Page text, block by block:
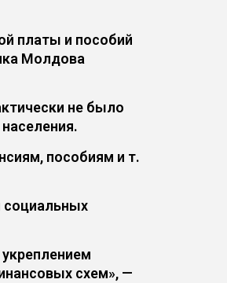
платы и пособий
Молдова
не было
пособиям и т.
социальных
схем», —